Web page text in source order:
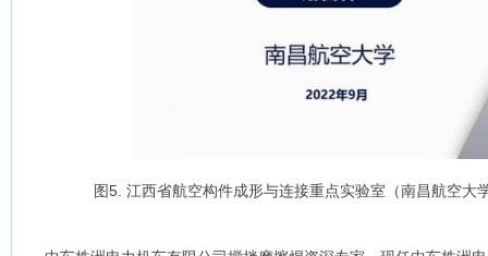
图5. 江西省航空构件成形与连接重点实验室（南昌航空大